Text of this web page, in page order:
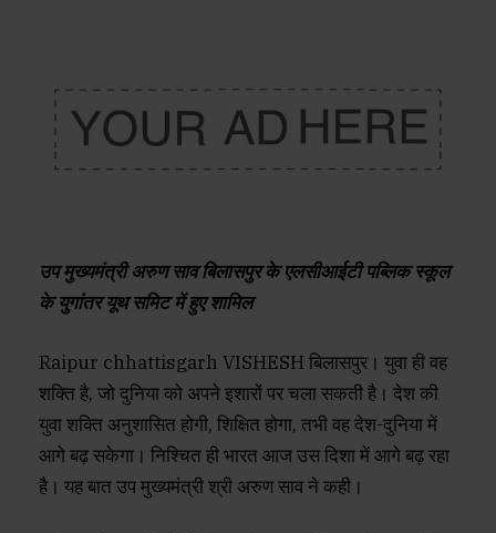
उप मुख्यमंत्री अरुण साव बिलासपुर के एलसीआईटी पब्लिक स्कूल
के युगांतर यूथ समिट में हुए शामिल
Raipur chhattisgarh VISHESH बिलासपुर। युवा ही वह
शक्ति है, जो दुनिया को अपने इशारों पर चला सकती है। देश की
युवा शक्ति अनुशासित होगी, शिक्षित होगा, तभी वह देश-दुनिया में
आगे बढ़ सकेगा। निश्चित ही भारत आज उस दिशा में आगे बढ़ रहा
है। यह बात उप मुख्यमंत्री श्री अरुण साव ने कही।